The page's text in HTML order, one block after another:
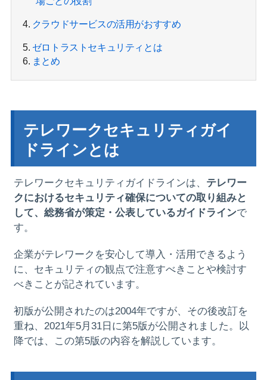
4. クラウドサービスの活用がおすすめ
5. ゼロトラストセキュリティとは
6. まとめ
テレワークセキュリティガイ
ドラインとは
テレワークセキュリティガイドラインは、 テレワー
クにおけるセキュリティ確保についての取り組みと
して、総務省が策定・公表しているガイドラインで
す。
企業がテレワークを安心して導入・活用できるよう
に、セキュリティの観点で注意すべきことや検討す
べきことが記されています。
初版が公開されたのは2004年ですが、その後改訂を
重ね、2021年5月31日に第5版が公開されました。以
降では、この第5版の内容を解説しています。